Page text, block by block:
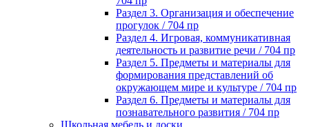
Раздел 3. Организация и обеспечение
прогулок / 704 пр
Раздел 4. Игровая, коммуникативная
деятельность и развитие речи / 704 пр
Раздел 5. Предметы и материалы для
формирования представлений об
окружающем мире и культуре / 704 пр
Раздел 6. Предметы и материалы для
познавательного развития / 704 пр